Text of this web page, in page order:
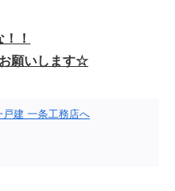
！
願いします☆